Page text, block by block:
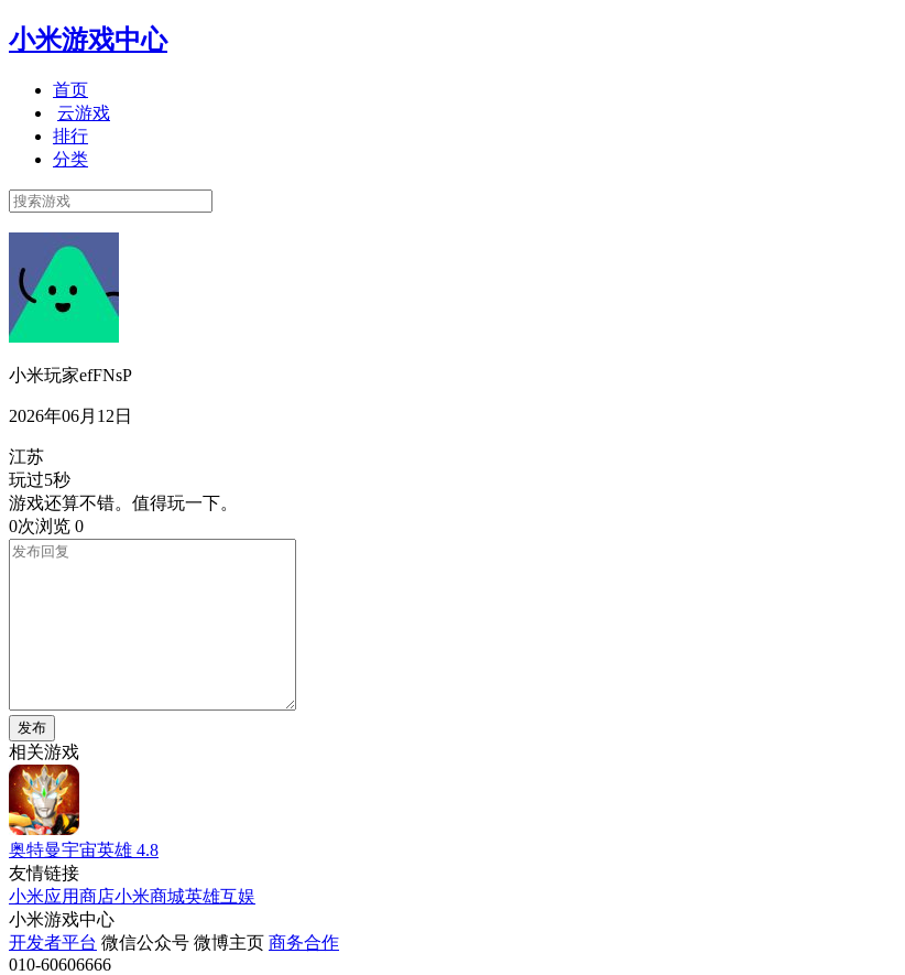
小米游戏中心
首页
云游戏
排行
分类
小米玩家efFNsP
2026年06月12日
江苏
玩过5秒
游戏还算不错。值得玩一下。
0次浏览 0
发布
相关游戏
奥特曼宇宙英雄 4.8
友情链接
小米应用商店小米商城英雄互娱
小米游戏中心
开发者平台 微信公众号 微博主页 商务合作
010-60606666